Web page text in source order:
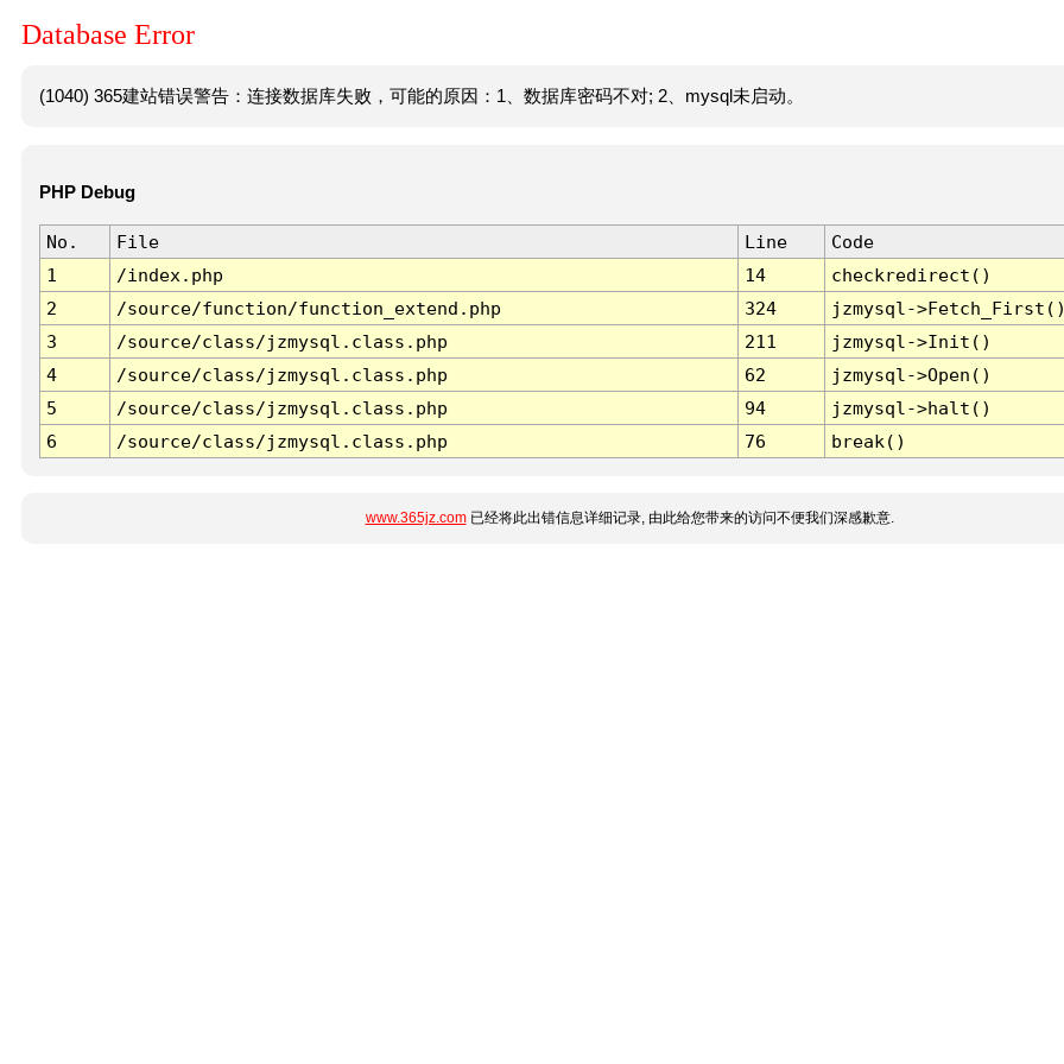
Database Error
(1040) 365建站错误警告：连接数据库失败，可能的原因：1、数据库密码不对; 2、mysql未启动。
PHP Debug
No. File Line
Code
1
/index.php 14
checkredirect()
2
/source/function/function_extend.php 324
jzmysql-
3
/source/class/jzmysql.class.php 211
jzmysql->Init()
4
/source/class/jzmysql.class.php 62
jzmysql->Open()
5
/source/class/jzmysql.class.php 94
jzmysql->halt()
6
/source/class/jzmysql.class.php 76 break()
www.365jz.com已经将此出错信息详细记录, 由此给您带来的访问不便我们深感歉意.